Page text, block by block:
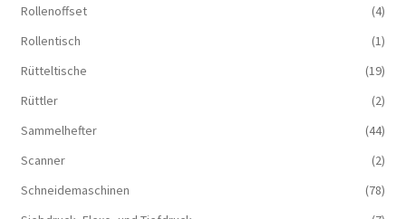
Rollenoffset
(4)
Rollentisch
(1)
Rütteltische
(19)
Rüttler
(2)
Sammelhefter
(44)
Scanner
(2)
Schneidemaschinen
(78)